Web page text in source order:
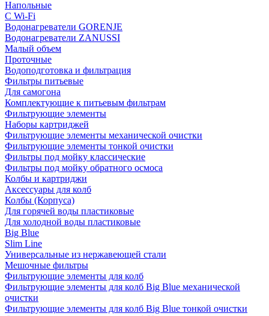
Напольные
С Wi-Fi
Водонагреватели GORENJE
Водонагреватели ZANUSSI
Малый объем
Проточные
Водоподготовка и фильтрация
Фильтры питьевые
Для самогона
Комплектующие к питьевым фильтрам
Фильтрующие элементы
Наборы картриджей
Фильтрующие элементы механической очистки
Фильтрующие элементы тонкой очистки
Фильтры под мойку классические
Фильтры под мойку обратного осмоса
Колбы и картриджи
Аксессуары для колб
Колбы (Корпуса)
Для горячей воды пластиковые
Для холодной воды пластиковые
Big Blue
Slim Line
Универсальные из нержавеющей стали
Мешочные фильтры
Фильтрующие элементы для колб
Фильтрующие элементы для колб Big Blue механической
очистки
Фильтрующие элементы для колб Big Blue тонкой очистки